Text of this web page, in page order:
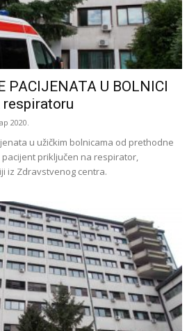
PACIJENATA U BOLNICI
respiratoru
2020.
u užičkim bolnicama od prethodne
priključen na respirator,
iz Zdravstvenog centra.